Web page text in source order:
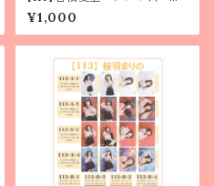
ートレート≫
¥1,000